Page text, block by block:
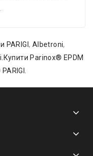
PARIGI, Albetroni,
Parinox® EPDM